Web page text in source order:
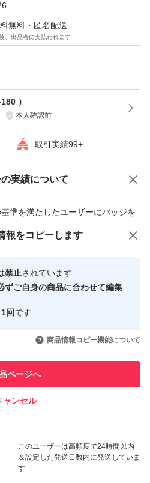
無料・匿名配送
、出品者に支払われます
）
本人確認前
取引実績99+
実績について
準を満たしたユーザーにバッジを
心・安全なユーザーです
引を完了させた実績があります
での取引実績があります
このユーザーは高頻度で24時間以内
＆設定した発送日数内に発送していま
す
商品への質問
報をコピーします
禁止されています
ずご自身の商品に合わせて編集
回です
商品情報コピー機能について
ページへ
ャンセル
ススメ